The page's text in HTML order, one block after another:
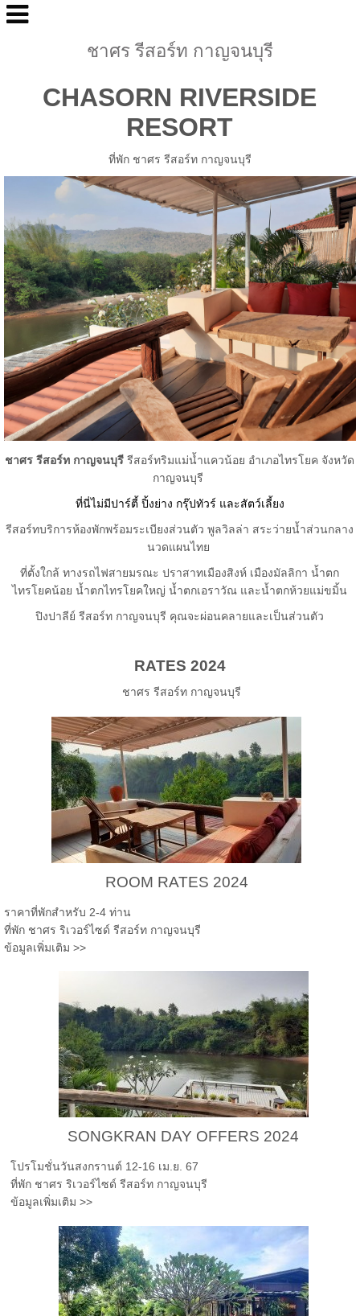
ชาศร รีสอร์ท กาญจนบุรี
CHASORN RIVERSIDE
RESORT
ที่พัก ชาศร รีสอร์ท กาญจนบุรี
ชาศร รีสอร์ท กาญจนบุรี รีสอร์ทริมแม่น้ำแควน้อย อำเภอไทรโยค จังหวัด
กาญจนบุรี
ที่นี่ไม่มีปาร์ตี้ ปิ้งย่าง กรุ๊ปทัวร์ และสัตว์เลี้ยง
รีสอร์ทบริการห้องพักพร้อมระเบียงส่วนตัว พูลวิลล่า สระว่ายน้ำส่วนกลาง
นวดแผนไทย
ที่ตั้งใกล้ ทางรถไฟสายมรณะ ปราสาทเมืองสิงห์ เมืองมัลลิกา น้ำตก
ไทรโยคน้อย น้ำตกไทรโยคใหญ่ น้ำตกเอราวัณ และน้ำตกห้วยแม่ขมิ้น
ปิงปาลีย์ รีสอร์ท กาญจนบุรี คุณจะผ่อนคลายและเป็นส่วนตัว
RATES 2024
ชาศร รีสอร์ท กาญจนบุรี
ROOM RATES 2024
ราคาที่พักสำหรับ 2-4 ท่าน
ที่พัก ชาศร ริเวอร์ไซด์ รีสอร์ท กาญจนบุรี
ข้อมูลเพิ่มเติม >>
SONGKRAN DAY OFFERS 2024
โปรโมชั่นวันสงกรานต์ 12-16 เม.ย. 67
ที่พัก ชาศร ริเวอร์ไซด์ รีสอร์ท กาญจนบุรี
ข้อมูลเพิ่มเติม >>